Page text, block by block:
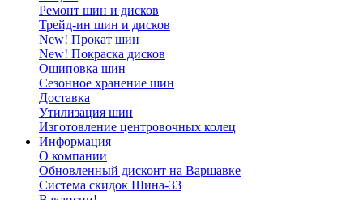
Ремонт шин и дисков
Трейд-ин шин и дисков
New! Прокат шин
New! Покраска дисков
Ошиповка шин
Сезонное хранение шин
Доставка
Утилизация шин
Изготовление центровочных колец
Информация
О компании
Обновленный дисконт на Варшавке
Система скидок Шина-33